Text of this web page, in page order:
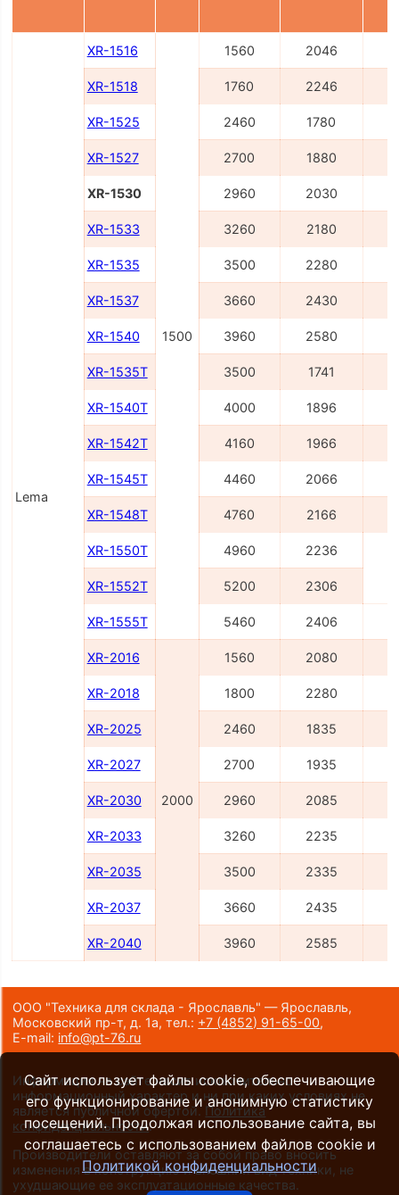
Lema
XR-1516
1500
1560 2046
XR-1518 1760 2246
XR-1525 2460 1780
XR-1527 2700 1880
XR-1530 2960 2030
XR-1533 3260 2180
XR-1535 3500 2280
XR-1537 3660 2430
XR-1540 3960 2580
XR-1535T 3500 1741
XR-1540T 4000 1896
XR-1542T 4160 1966
XR-1545T 4460 2066
XR-1548T 4760 2166
XR-1550T 4960
2236
XR-1552T
5200 2306
XR-1555T 5460 2406
XR-2016
2000
1560 2080
XR-2018 1800 2280
XR-2025 2460 1835
XR-2027 2700 1935
XR-2030 2960 2085
XR-2033 3260 2235
XR-2035 3500 2335
XR-2037 3660 2435
XR-2040 3960 2585
ООО "Техника для склада - Ярославль" — Ярославль,
Московский пр-т, д. 1а,тел.: +7 (4852) 91-65-00,
E-mail: info@pt-76.ru
Информация на сайте носит исключительно
информационный характер и ни при каких условиях не
является публичной офертой. Политика
конфиденциальности.
Производители оставляют за собой право вносить
изменения в конструкцию и внешний вид техники, не
ухудшающие ее эксплуатационные качества.
Сайт использует файлы cookie, обеспечивающие
его функционирование и анонимную статистику
посещений. Продолжая использование сайта, вы
соглашаетесь с использованием файлов cookie и
Политикой конфиденциальности